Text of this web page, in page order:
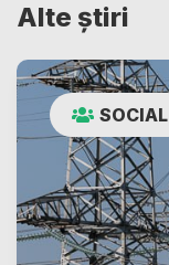
Alte știri
SOCIAL